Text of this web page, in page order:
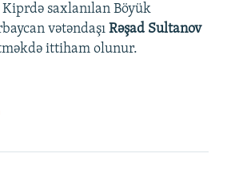
saxlanılan Böyük
vətəndaşı Rəşad Sultanov
ittiham olunur.